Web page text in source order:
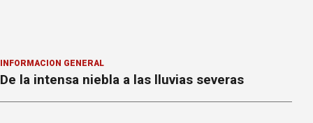
INFORMACION GENERAL
De la intensa niebla a las lluvias severas